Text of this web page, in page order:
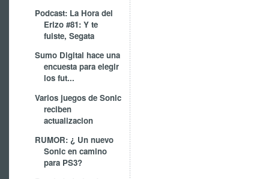
Podcast: La Hora del
Erizo #81: Y te
fuiste, Segata
Sumo Digital hace una
encuesta para elegir
los fut...
Varios juegos de Sonic
reciben
actualizacion
RUMOR: ¿ Un nuevo
Sonic en camino
para PS3?